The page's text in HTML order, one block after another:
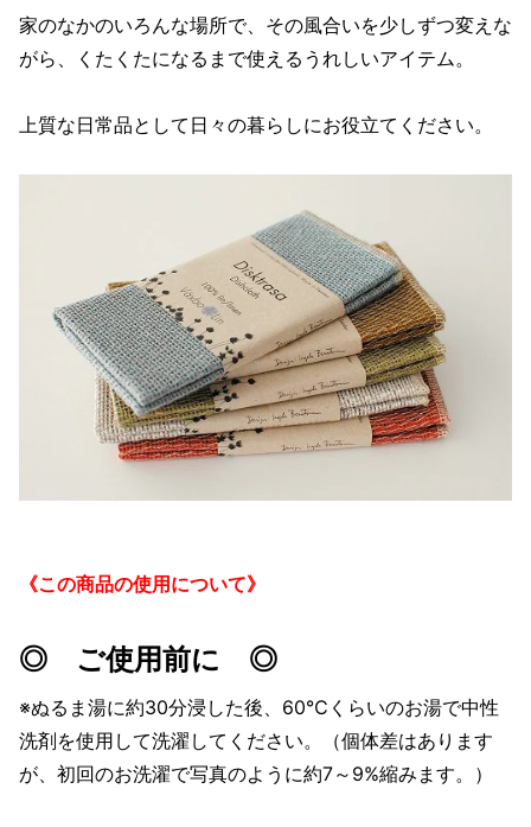
家のなかのいろんな場所で、その風合いを少しずつ変えな
がら、くたくたになるまで使えるうれしいアイテム。
上質な日常品として日々の暮らしにお役立てください。
《この商品の使用について》
◎ ご使用前に ◎
※ぬるま湯に約30分浸した後、60℃くらいのお湯で中性
洗剤を使用して洗濯してください。（個体差はあります
が、初回のお洗濯で写真のように約7～9%縮みます。）